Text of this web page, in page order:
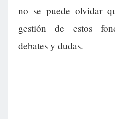
no se puede olvidar
gestión de estos
debates y dudas.